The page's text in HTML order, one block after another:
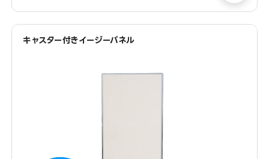
キャスター付きイージーパネル